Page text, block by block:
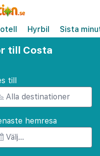
Hyrbil Sista
till Costa
till
hemresa